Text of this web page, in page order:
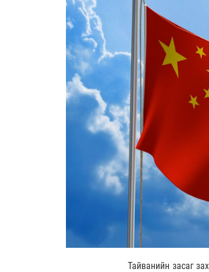
Тайванийн засаг